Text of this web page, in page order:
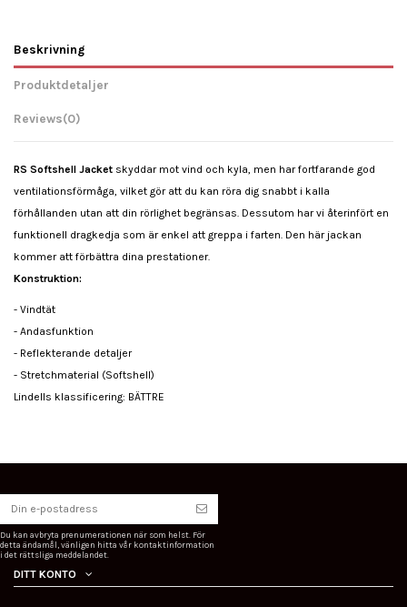
Beskrivning
Produktdetaljer
Reviews(0)
RS Softshell Jacket skyddar mot vind och kyla, men har fortfarande god
ventilationsförmåga, vilket gör att du kan röra dig snabbt i kalla
förhållanden utan att din rörlighet begränsas. Dessutom har vi återinfört en
funktionell dragkedja som är enkel att greppa i farten. Den här jackan
kommer att förbättra dina prestationer.
Konstruktion:
- Vindtät
- Andasfunktion
- Reflekterande detaljer
- Stretchmaterial (Softshell)
Lindells klassificering: BÄTTRE
Du kan avbryta prenumerationen när som helst. För
detta ändamål, vänligen hitta vår kontaktinformation
i det rättsliga meddelandet.
DITT KONTO